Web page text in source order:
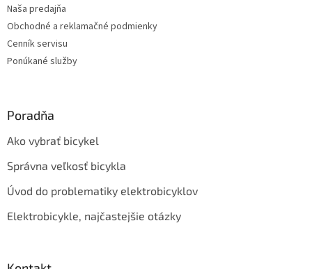
Naša predajňa
Obchodné a reklamačné podmienky
Cenník servisu
Ponúkané služby
Poradňa
Ako vybrať bicykel
Správna veľkosť bicykla
Úvod do problematiky elektrobicyklov
Elektrobicykle, najčastejšie otázky